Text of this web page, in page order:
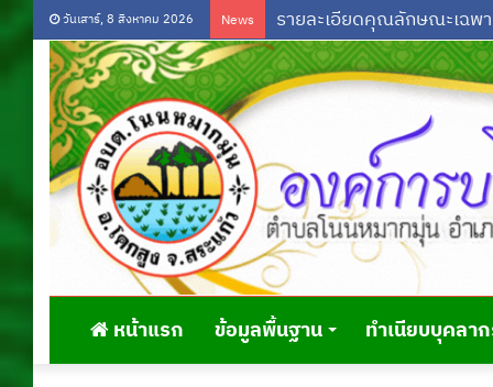
วันเสาร์, 8 สิงหาคม 2026 News
หน้าแรก ข้อมูลพื้นฐาน ทำเนียบบุคลา